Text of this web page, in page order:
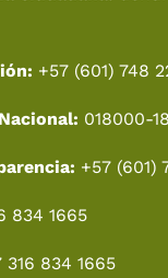
+57 (601) 748
018000-
+57 (601)
834 1665
316 834 1665